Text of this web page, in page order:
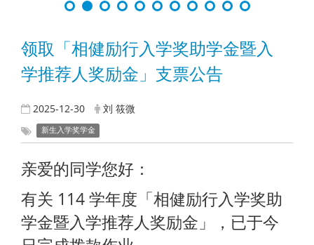
领取「相健励行入学奖助学金暨入
学推荐人奖励金」支票公告
2025-12-30 刘 筱微
新生入学奖学金
亲爱的同学您好：
有关 114 学年度「相健励行入学奖助
学金暨入学推荐人奖励金」，已于今